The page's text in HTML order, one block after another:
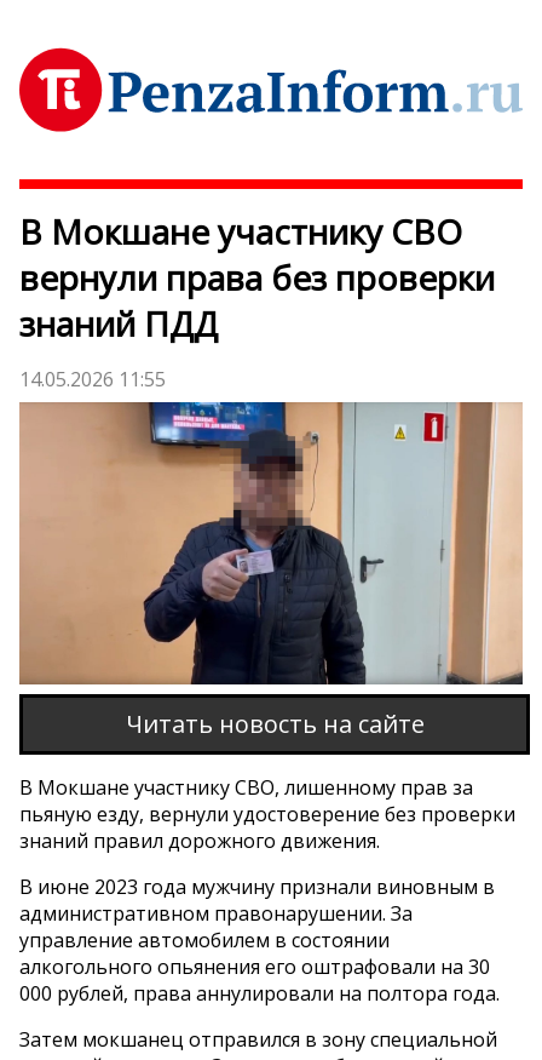
В Мокшане участнику СВО
вернули права без проверки
знаний ПДД
14.05.2026 11:55
Читать новость на сайте
В Мокшане участнику СВО, лишенному прав за
пьяную езду, вернули удостоверение без проверки
знаний правил дорожного движения.
В июне 2023 года мужчину признали виновным в
административном правонарушении. За
управление автомобилем в состоянии
алкогольного опьянения его оштрафовали на 30
000 рублей, права аннулировали на полтора года.
Затем мокшанец отправился в зону специальной